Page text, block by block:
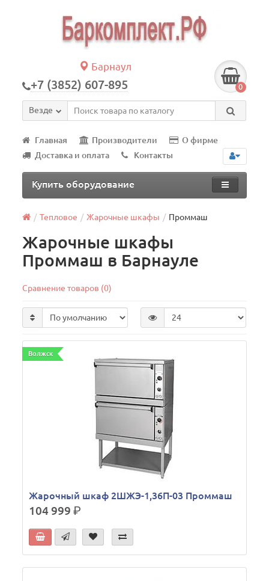
Барнаул
+7 (3852) 607-895 0
Везде
Главная Производители
О фирме
Доставка и оплата
Контакты
Купить оборудование
Тепловое Жарочные шкафы Проммаш
Жарочные шкафы
Проммаш в Барнауле
Сравнение товаров (0)
Волжск
Жарочный шкаф 2ШЖЭ-1,36П-03 Проммаш
104 999р.